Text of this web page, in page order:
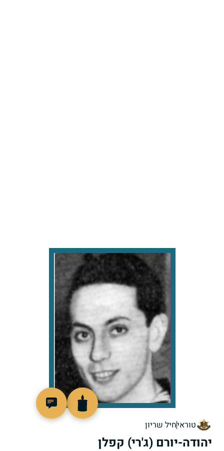
טוראיחיל שריון
יהודה-יורם (ג'רי) קפלן